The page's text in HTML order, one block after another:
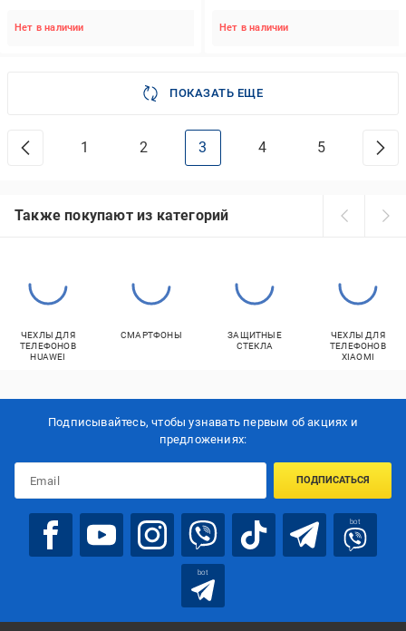
Нет в наличии Нет в наличии
ПОКАЗАТЬ ЕЩЕ
1 2 3 4 5
Также покупают из категорий
ЧЕХЛЫ ДЛЯ
ТЕЛЕФОНОВ
HUAWEI
СМАРТФОНЫ
ЗАЩИТНЫЕ
СТЕКЛА
ЧЕХЛЫ ДЛЯ
ТЕЛЕФОНОВ
XIAOMI
Подписывайтесь, чтобы узнавать первым об акцияx и
предложениях:
ПОДПИСАТЬСЯ
bot
bot